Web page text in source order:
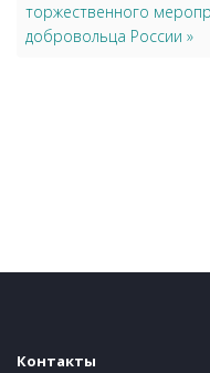
торжественного
добровольца России »
Контакты